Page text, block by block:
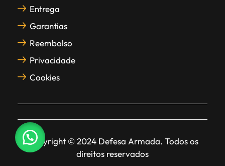
Entrega
Garantias
Reembolso
Privacidade
Cookies
Copyright © 2024 Defesa Armada. Todos os
direitos reservados